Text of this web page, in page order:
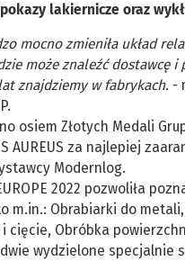
lakiernicze oraz
mocno zmieniła układ
może znaleźć
znajdziemy w fabrykach. -
osiem Złotych Medali
AUREUS za najlepiej
Modernlog.
2022 pozwoliła
m.in.: Obrabiarki do
cięcie, Obróbka
wydzielone